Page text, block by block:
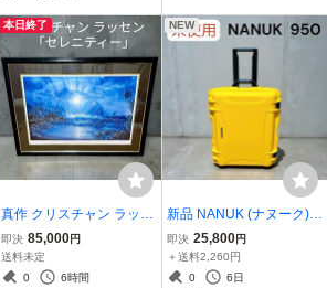
本日終了
真作 クリスチャン ラッセ
ン 「セレニティー」シル
クスクリーン 直筆サイン
美品 額装 絵画
即決 85,000円
送料未定
0
6時間
NEW
新品 NANUK (ナヌーク) 9
50 イエロー 防水・耐衝撃
キャリーケース
即決 25,800円
＋送料2,260円
0
6日